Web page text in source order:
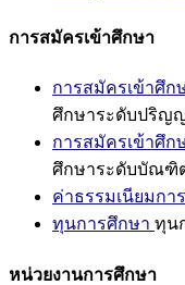
การสมัครเข้าศึกษา
การสมัครเข้าศึ
ศึกษาระดับปริญ
การสมัครเข้าศึ
ศึกษาระดับบัณฑิ
ค่าธรรมเนียมกา
ทุนการศึกษา ทุน
หน่วยงานการศึกษา